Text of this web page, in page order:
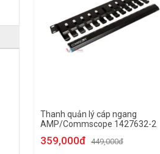
Thanh quản lý cáp ngang
AMP/Commscope 1427632-2
359,000đ 449,000đ